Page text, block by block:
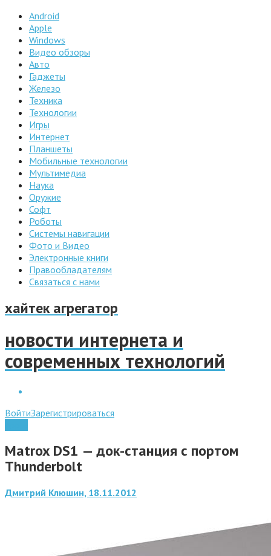
Android
Apple
Windows
Видео обзоры
Авто
Гаджеты
Железо
Техника
Технологии
Игры
Интернет
Планшеты
Мобильные технологии
Мультимедиа
Наука
Оружие
Софт
Роботы
Системы навигации
Фото и Видео
Электронные книги
Правообладателям
Связаться с нами
хайтек агрегатор
новости интернета и
современных технологий
ВойтиЗарегистрироваться
Matrox DS1 — док-станция с портом
Thunderbolt
Дмитрий Клюшин, 18.11.2012